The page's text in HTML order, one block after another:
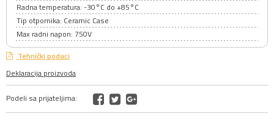
Radna temperatura: -30°C do +85°C
Tip otpornika: Ceramic Case
Max radni napon: 750V
Tehnički podaci
Deklaracija proizvoda
Podeli sa prijateljima: